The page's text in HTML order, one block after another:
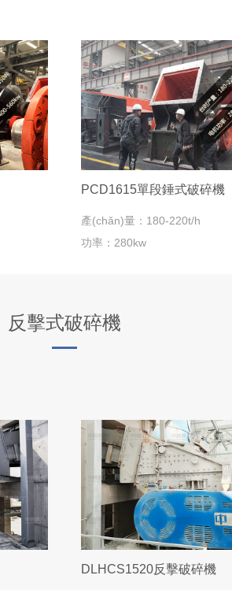
PCD1615單段錘式破碎機
產(chǎn)量：180-220t/h
功率：280kw
反擊式破碎機
DLHCS1520反擊破碎機